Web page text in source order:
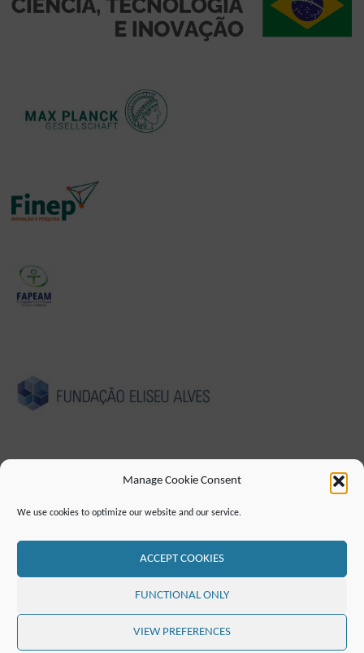
Manage Cookie Consent
We use cookies to optimize our website and our service.
ACCEPT COOKIES
FUNCTIONAL ONLY
VIEW PREFERENCES
POLÍTICA DE PRIVACIDADE
RSS FEED
©2019 ATTO - Amazon Tall Tower Observatory
POWERED BYSEPTERA&WORDPRESS.